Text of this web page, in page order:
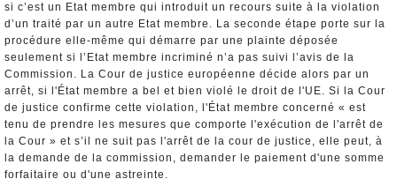
si c’est un Etat membre qui introduit un recours suite à la violation
d’un traité par un autre Etat membre. La seconde étape porte sur la
procédure elle-même qui démarre par une plainte déposée
seulement si l’Etat membre incriminé n’a pas suivi l’avis de la
Commission. La Cour de justice européenne décide alors par un
arrêt, si l'État membre a bel et bien violé le droit de l'UE. Si la Cour
de justice confirme cette violation, l'État membre concerné « est
tenu de prendre les mesures que comporte l'exécution de l'arrêt de
la Cour » et s’il ne suit pas l'arrêt de la cour de justice, elle peut, à
la demande de la commission, demander le paiement d'une somme
forfaitaire ou d'une astreinte.